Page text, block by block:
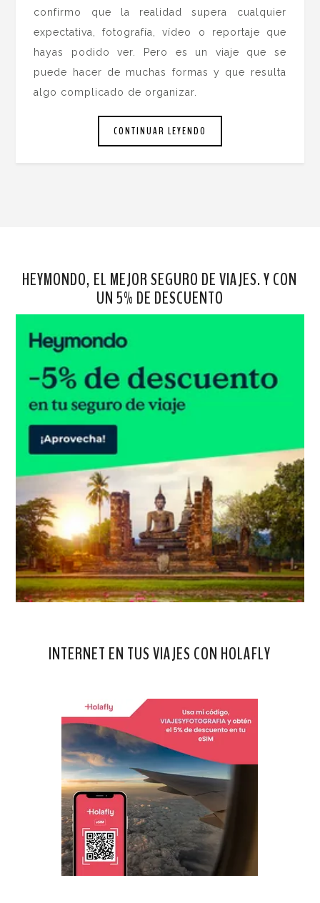
confirmo que la realidad supera cualquier
expectativa, fotografía, vídeo o reportaje que
hayas podido ver. Pero es un viaje que se
puede hacer de muchas formas y que resulta
algo complicado de organizar.
CONTINUAR LEYENDO
HEYMONDO, EL MEJOR SEGURO DE VIAJES. Y CON
UN 5% DE DESCUENTO
INTERNET EN TUS VIAJES CON HOLAFLY